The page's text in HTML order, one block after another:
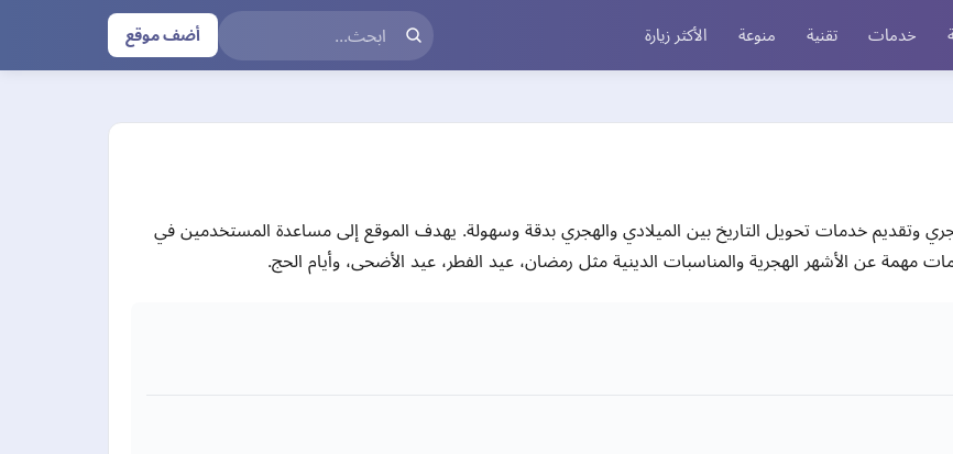
خدمات تقنية منوعة الأكثر زيارة أضف موقع
وتقديم خدمات تحويل التاريخ بين الميلادي والهجري بدقة وسهولة. يهدف الموقع إلى مساعدة المستخدمين في
مهمة عن الأشهر الهجرية والمناسبات الدينية مثل رمضان، عيد الفطر، عيد الأضحى، وأيام الحج.